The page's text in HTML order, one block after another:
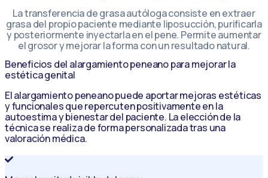
La transferencia de grasa autóloga consiste en extraer
grasa del propio paciente mediante liposucción, purificarla
y posteriormente inyectarla en el pene. Permite aumentar
el grosor y mejorar la forma con un resultado natural.
Beneficios del alargamiento peneano para mejorar la
estética genital
El alargamiento peneano puede aportar mejoras estéticas
y funcionales que repercuten positivamente en la
autoestima y bienestar del paciente. La elección de la
técnica se realiza de forma personalizada tras una
valoración médica.